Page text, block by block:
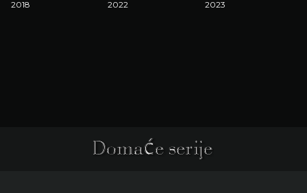
2018 2022 2023